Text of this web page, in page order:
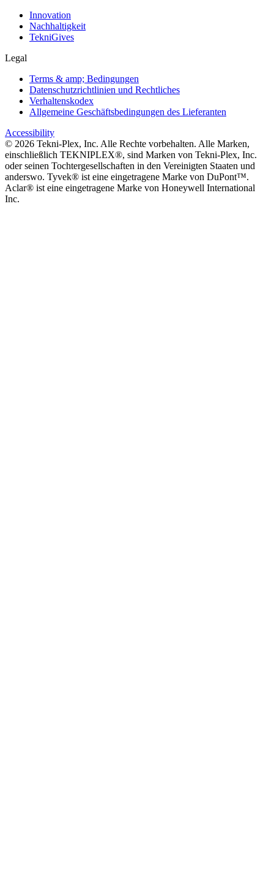
Innovation
Nachhaltigkeit
TekniGives
Legal
Terms & amp; Bedingungen
Datenschutzrichtlinien und Rechtliches
Verhaltenskodex
Allgemeine Geschäftsbedingungen des Lieferanten
Accessibility
© 2026 Tekni-Plex, Inc. Alle Rechte vorbehalten. Alle Marken,
einschließlich TEKNIPLEX®, sind Marken von Tekni-Plex, Inc.
oder seinen Tochtergesellschaften in den Vereinigten Staaten und
anderswo. Tyvek® ist eine eingetragene Marke von DuPont™.
Aclar® ist eine eingetragene Marke von Honeywell International
Inc.